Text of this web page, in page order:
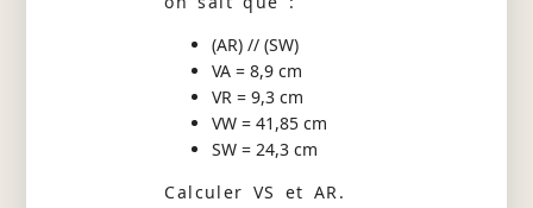
(AR) // (SW)
VA = 8,9 cm
VR = 9,3 cm
VW = 41,85 cm
SW = 24,3 cm
Calculer VS et AR.